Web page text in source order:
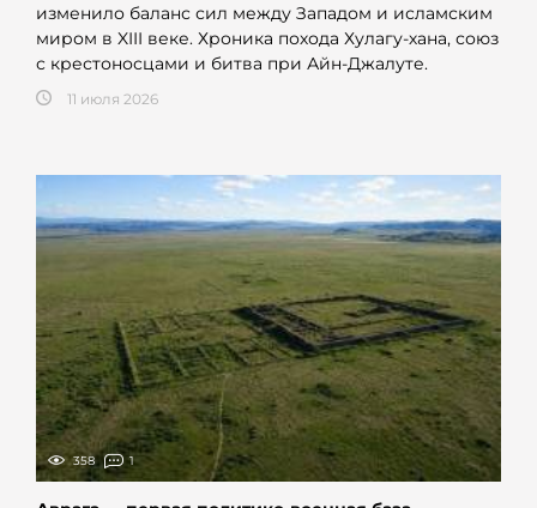
изменило баланс сил между Западом и исламским
миром в XIII веке. Хроника похода Хулагу-хана, союз
с крестоносцами и битва при Айн-Джалуте.
11 июля 2026
358 1